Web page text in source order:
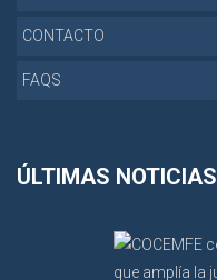
CONTACTO
FAQS
ÚLTIMAS NOTICIAS